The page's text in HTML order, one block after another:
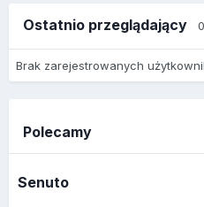
Ostatnio przeglądający
Brak zarejestrowanych
Polecamy
Senuto